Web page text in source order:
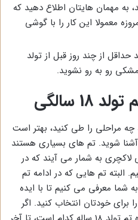
به مهمان هایتان اطلاع دهید که
معمولا این کار را با گوشی
حداقل از چند روز قبل از تولد
مشکی رو به رو نشوید.
سالگی
چه مراحلی را طی کنید، بهتر است
آشنا شوید. تم های بسیاری هستند
یک تم تولد 18 سالگی لاکچری به شمار می آیند که در
البته تم هایی که در ادامه تم
به شما معرفی می کنیم تا با ایده
را برای خودتان انتخاب کنید. اگر